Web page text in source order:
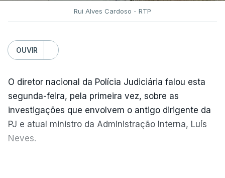
ESTE CONTEÚDO ESTÁ NESTE
Além disso, o chefe do Governo afirmou que está a
ser alterado "de forma significativa o modelo de
Rui Alves Cardoso - RTP
OUVIR
O diretor nacional da Polícia Judiciária falou esta
segunda-feira, pela primeira vez, sobre as
investigações que envolvem o antigo dirigente da
PJ e atual ministro da Administração Interna, Luís
Neves.